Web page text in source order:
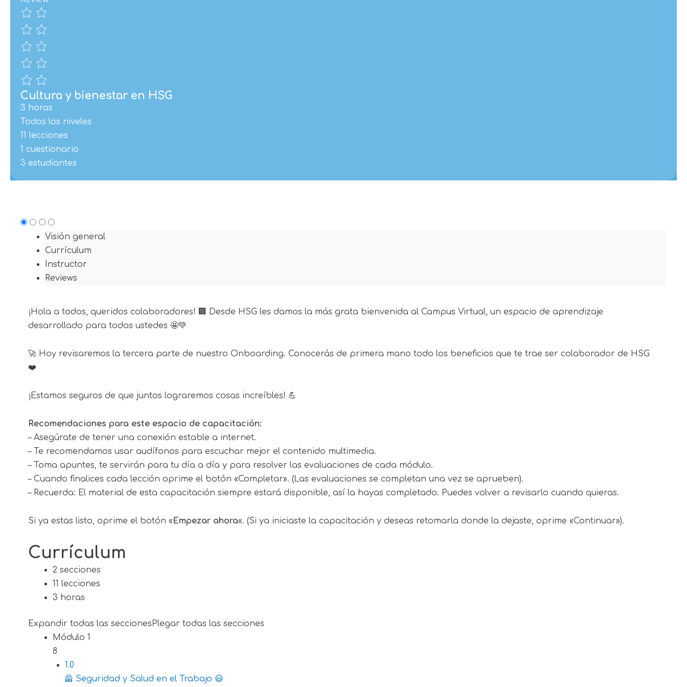
Cultura y bienestar en HSG
3 horas
Todos los niveles
11 lecciones
1 cuestionario
3 estudiantes
Visión general
Currículum
Instructor
Reviews
¡Hola a todos, queridos colaboradores! 🏢 Desde HSG les damos la más grata bienvenida al Campus Virtual, un espacio de aprendizaje
desarrollado para todos ustedes 🤩💚
🚀 Hoy revisaremos la tercera parte de nuestro Onboarding. Conocerás de primera mano todo los beneficios que te trae ser colaborador de HSG
❤️
¡Estamos seguros de que juntos lograremos cosas increíbles! 💪
Recomendaciones para este espacio de capacitación:
– Asegúrate de tener una conexión estable a internet.
– Te recomendamos usar audífonos para escuchar mejor el contenido multimedia.
– Toma apuntes, te servirán para tu día a día y para resolver las evaluaciones de cada módulo.
– Cuando finalices cada lección oprime el botón «Completar». (Las evaluaciones se completan una vez se aprueben).
– Recuerda: El material de esta capacitación siempre estará disponible, así la hayas completado. Puedes volver a revisarlo cuando quieras.
Si ya estas listo, oprime el botón «Empezar ahora«. (Si ya iniciaste la capacitación y deseas retomarla donde la dejaste, oprime «Continuar»).
Currículum
2 secciones
11 lecciones
3 horas
Expandir todas las seccionesPlegar todas las secciones
Módulo 1
8
1.0
🦺 Seguridad y Salud en el Trabajo 😃